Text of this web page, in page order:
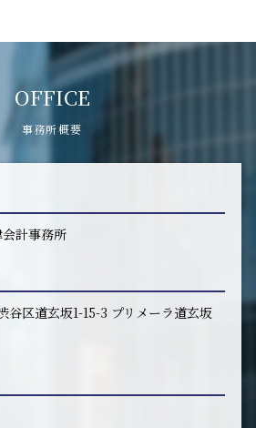
OFFICE
事務所概要
計事務所
谷区道玄坂1-15-3 プリメーラ道玄坂